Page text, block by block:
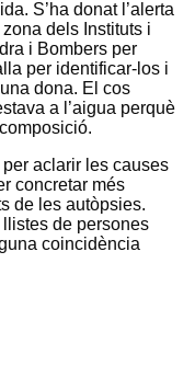
S’ha donat l’alerta
dels Instituts i
i Bombers per
per identificar-los i
dona. El cos
a l’aigua perquè
aclarir les causes
concretar més
de les autòpsies.
de persones
coincidència